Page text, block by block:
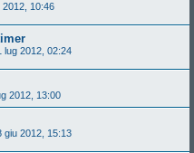
2012, 10:46
lug 2012, 02:24
2012, 13:00
giu 2012, 15:13